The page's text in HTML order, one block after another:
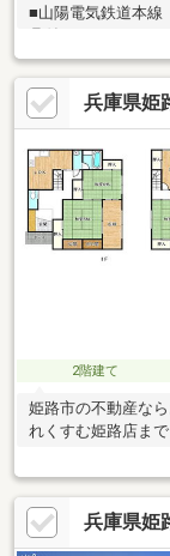
■山陽電気鉄道本線
具付き
兵庫県姫
2階建て
姫路市の不動産な
れくすむ姫路店まで
兵庫県姫